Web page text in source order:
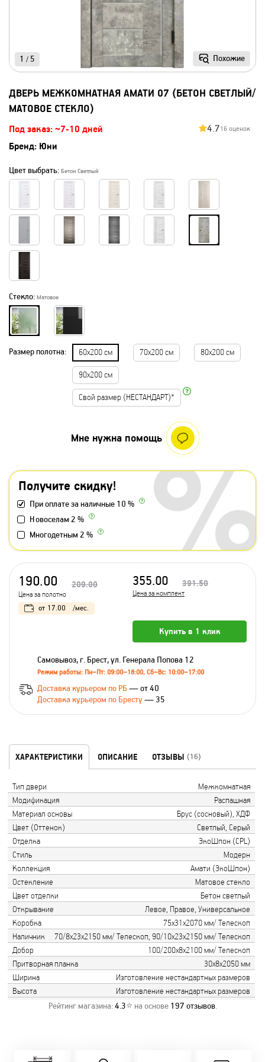
Похожие
1 / 5
ДВЕРЬ МЕЖКОМНАТНАЯ АМАТИ 07 (БЕТОН СВЕТЛЫЙ/
МАТОВОЕ СТЕКЛО)
Под заказ: ~7-10 дней 4.716 оценок
Бренд: Юни
Цвет выбрать: Бетон Светлый
Стекло: Матовое
Размер полотна: 60х200 см 70х200 см 80х200 см
90х200 см
Свой размер (НЕСТАНДАРТ)*
Получите скидку!
При оплате за наличные 10 %
Новоселам 2 %
Многодетным 2 %
Мне нужна помощь
190.00 209.00
Цена за полотно
355.00 391.50
Цена за комплект
от 17.00 /мес.
Купить в 1 клик
Самовывоз, г. Брест, ул. Генерала Попова 12
Режим работы: Пн–Пт: 09:00–18:00, Сб–Вс: 10:00–17:00
Доставка курьером по РБ — от 40
Доставка курьером по Бресту— 35
ХАРАКТЕРИСТИКИ ОПИСАНИЕ ОТЗЫВЫ (16)
Тип двери
Межкомнатная
Модификация
Распашная
Материал основы
Брус (сосновый), ХДФ
Цвет (Оттенок)
Светлый, Серый
Отделка
ЭкоШпон (CPL)
Стиль
Модерн
Коллекция
Амати (ЭкоШпон)
Остекление
Матовое стекло
Цвет отделки
Бетон светлый
Открывание
Левое, Правое, Универсальное
Коробка
75х31х2070 мм/ Телескоп
Наличник
70/8х23х2150 мм/ Телескоп, 90/10х23х2150 мм/ Телескоп
Добор
100/200х8х2100 мм/ Телескоп
Притворная планка
30х8х2050 мм
Ширина
Изготовление нестандартных размеров
Высота
Изготовление нестандартных размеров
Рейтинг магазина:4.3⭐ на основе 197 отзывов.
Замер бесплатно!